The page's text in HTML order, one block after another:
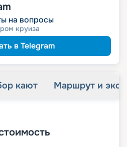
семьям
силовыхведомств
на вопросы
круиза
в Telegram
кают Маршрут и